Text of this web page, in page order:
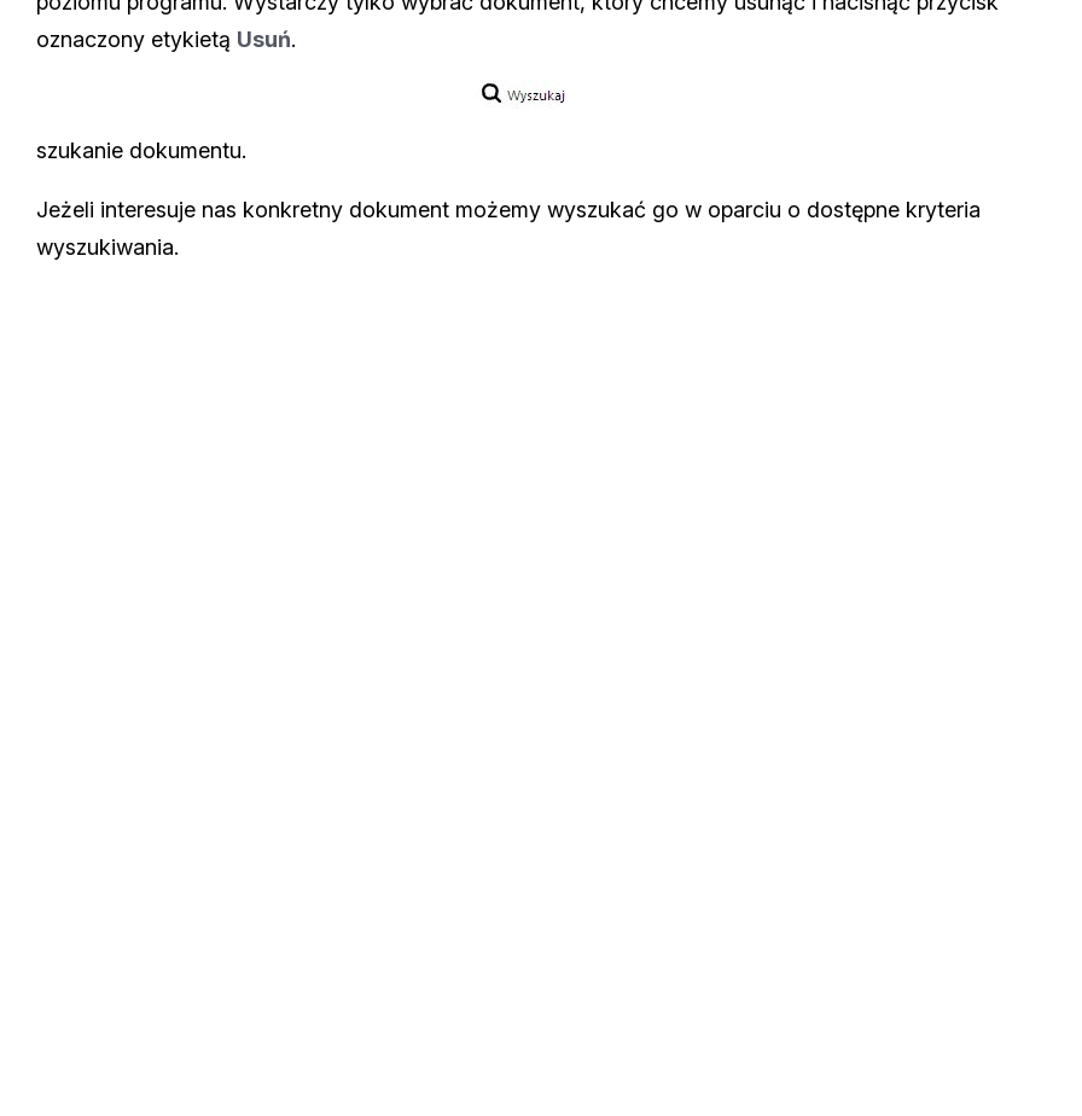
oznaczony etykietą Usuń.
szukanie dokumentu.
Jeżeli interesuje nas konkretny dokument możemy wyszukać go w oparciu o dostępne kryteria
wyszukiwania.